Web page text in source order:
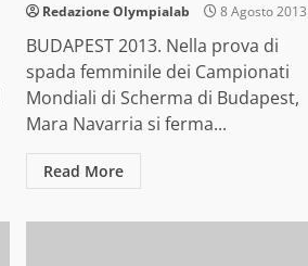
Redazione Olympialab 8 Agosto 2013
BUDAPEST 2013. Nella prova di
spada femminile dei Campionati
Mondiali di Scherma di Budapest,
Mara Navarria si ferma...
Read More